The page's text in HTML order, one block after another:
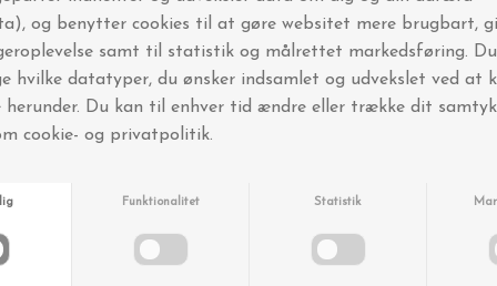
Andre købte også